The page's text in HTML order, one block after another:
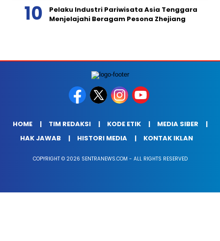
Pelaku Industri Pariwisata Asia Tenggara
Menjelajahi Beragam Pesona Zhejiang
HOME TIM REDAKSI KODE ETIK
MEDIA SIBER
HAK JAWAB
HISTORI MEDIA KONTAK IKLAN
COPYRIGHT © 2026 SENTRANEWS.COM - ALL RIGHTS RESERVED